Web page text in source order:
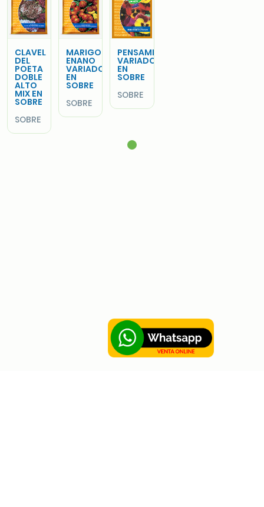
CLAVEL
DEL
POETA
DOBLE
ALTO
MIX EN
SOBRE
SOBRE
MARIGOLD
ENANO
VARIADO
EN
SOBRE
SOBRE
PENSAMIENTO
VARIADO
EN
SOBRE
SOBRE